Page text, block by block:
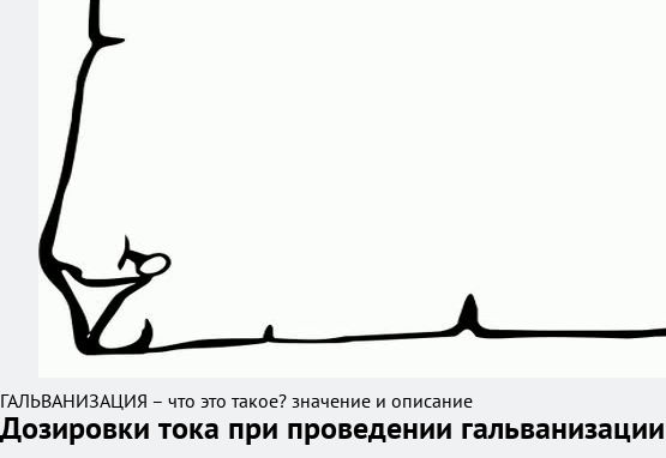
ГАЛЬВАНИЗАЦИЯ – что это такое? значение и описание
Дозировки тока при проведении гальванизации